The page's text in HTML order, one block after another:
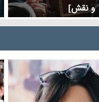
و نقش]